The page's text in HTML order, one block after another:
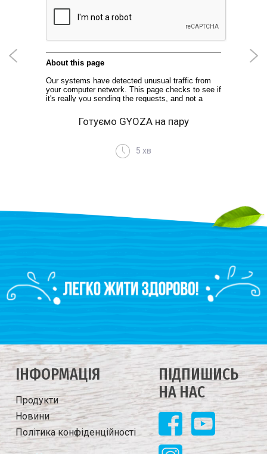
Готуємо GYOZA на пару
5 хв
IНФОРМАЦIЯ
Продукти
Новини
Політика конфіденційності
ПIДПИШИСЬ
НА НАС